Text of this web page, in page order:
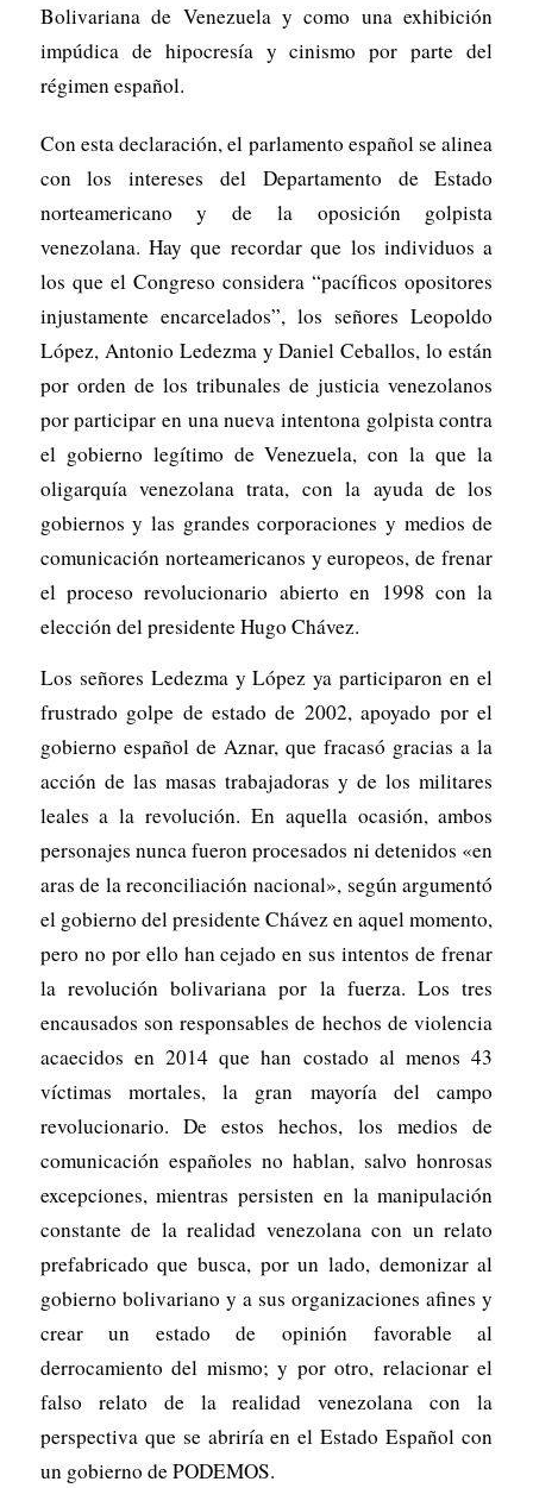
Bolivariana de Venezuela y como una exhibición
impúdica de hipocresía y cinismo por parte del
régimen español.
Con esta declaración, el parlamento español se alinea
con los intereses del Departamento de Estado
norteamericano y de la oposición golpista
venezolana. Hay que recordar que los individuos a
los que el Congreso considera “pacíficos opositores
injustamente encarcelados”, los señores Leopoldo
López, Antonio Ledezma y Daniel Ceballos, lo están
por orden de los tribunales de justicia venezolanos
por participar en una nueva intentona golpista contra
el gobierno legítimo de Venezuela, con la que la
oligarquía venezolana trata, con la ayuda de los
gobiernos y las grandes corporaciones y medios de
comunicación norteamericanos y europeos, de frenar
el proceso revolucionario abierto en 1998 con la
elección del presidente Hugo Chávez.
Los señores Ledezma y López ya participaron en el
frustrado golpe de estado de 2002, apoyado por el
gobierno español de Aznar, que fracasó gracias a la
acción de las masas trabajadoras y de los militares
leales a la revolución. En aquella ocasión, ambos
personajes nunca fueron procesados ni detenidos «en
aras de la reconciliación nacional», según argumentó
el gobierno del presidente Chávez en aquel momento,
pero no por ello han cejado en sus intentos de frenar
la revolución bolivariana por la fuerza. Los tres
encausados son responsables de hechos de violencia
acaecidos en 2014 que han costado al menos 43
víctimas mortales, la gran mayoría del campo
revolucionario. De estos hechos, los medios de
comunicación españoles no hablan, salvo honrosas
excepciones, mientras persisten en la manipulación
constante de la realidad venezolana con un relato
prefabricado que busca, por un lado, demonizar al
gobierno bolivariano y a sus organizaciones afines y
crear un estado de opinión favorable al
derrocamiento del mismo; y por otro, relacionar el
falso relato de la realidad venezolana con la
perspectiva que se abriría en el Estado Español con
un gobierno de PODEMOS.